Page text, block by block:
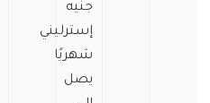
جنيه
إسترليني
شهريًا
يصل